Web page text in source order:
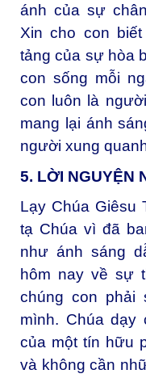
ánh của sự
Xin cho con
tảng của sự hòa
con sống mỗi
con luôn là
mang lại ánh
người xung
5. LỜI NGUYỆN
Lạy Chúa Giêsu
tạ Chúa vì đã
như ánh sáng
hôm nay về sự
chúng con phải
mình. Chúa dạy
của một tín hữu
và không cần